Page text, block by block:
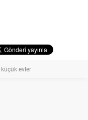
küçük evler